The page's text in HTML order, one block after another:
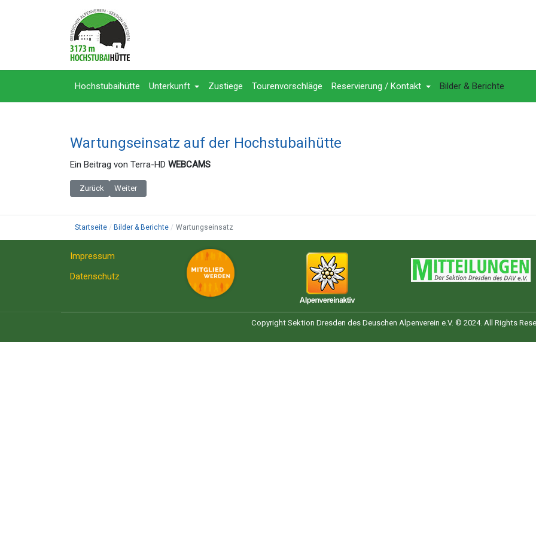
Hochstubaihütte Unterkunft Zustiege Tourenvorschläge Reservierung / Kontakt Bilder & Berichte
Wartungseinsatz auf der Hochstubaihütte
Ein Beitrag von Terra-HD WEBCAMS
Vorheriger Beitrag: Hochstubaihütte 3175m - 2025/2026
Zurück Nächster Beitrag: Neuer Verbindungsweg
Weiter
Startseite Bilder & Berichte Wartungseinsatz
Impressum
Datenschutz
Copyright Sektion Dresden des Deuschen Alpenverein e.V. © 2024. All Rights